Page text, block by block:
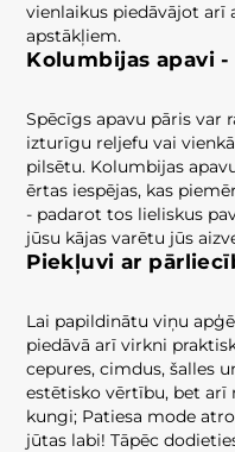
vienlaikus piedāvājot arī
apstākļiem.
Kolumbijas apavi
Spēcīgs apavu pāris var
izturīgu reljefu vai
pilsētu. Kolumbijas
ērtas iespējas, kas
- padarot tos lieliskus
jūsu kājas varētu jūs
Piekļuvi ar
Lai papildinātu viņu
piedāvā arī virkni
cepures, cimdus, šalles
estētisko vērtību, bet arī
kungi; Patiesa mode
jūtas labi! Tāpēc